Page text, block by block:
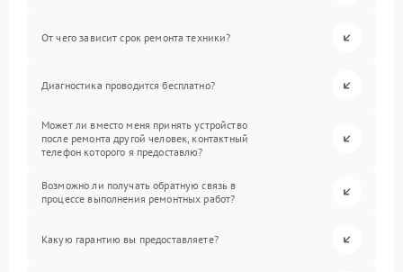
От чего зависит срок ремонта техники?
Диагностика проводится бесплатно?
Может ли вместо меня принять устройство
после ремонта другой человек, контактный
телефон которого я предоставлю?
Возможно ли получать обратную связь в
процессе выполнения ремонтных работ?
Какую гарантию вы предоставляете?